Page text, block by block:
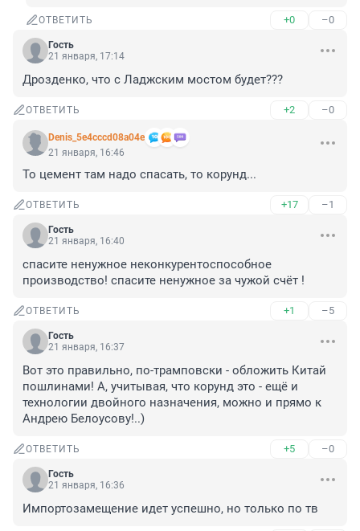
ОТВЕТИТЬ +0 –0
Гость
21 января, 17:14
Дрозденко, что с Ладжским мостом будет???
ОТВЕТИТЬ +2 –0
Denis_5e4cccd08a04e
21 января, 16:46
То цемент там надо спасать, то корунд...
ОТВЕТИТЬ +17 –1
Гость
21 января, 16:40
спасите ненужное неконкурентоспособное
производство! спасите ненужное за чужой счёт !
ОТВЕТИТЬ +1 –5
Гость
21 января, 16:37
Вот это правильно, по-трамповски - обложить Китай
пошлинами! А, учитывая, что корунд это - ещё и
технологии двойного назначения, можно и прямо к
Андрею Белоусову!..)
ОТВЕТИТЬ +5 –0
Гость
21 января, 16:36
Импортозамещение идет успешно, но только по тв